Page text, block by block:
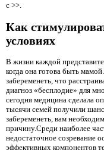
с >>.
Как
условиях
В жизни каждой
когда она готова быть
забеременеть, что
диагноз «бесплодие» для
сегодня медицина сделала
тысячи семей получили
забеременеть, вам
причину.Среди наиболее
недостаточное созревание
эффективных компонентов